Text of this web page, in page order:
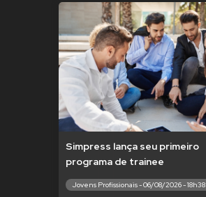
Simpress lança seu primeiro
programa de trainee
Jovens Profissionais - 06/08/2026 - 18h38